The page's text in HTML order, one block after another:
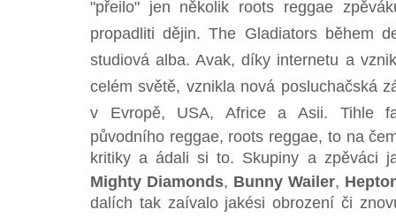
"přeilo" jen několik roots reggae
propadliti dějin. The Gladiators během
studiová alba. Avak, díky internetu a
celém světě, vznikla nová posluchačská
v Evropě, USA, Africe a Asii. Tihle
původního reggae, roots reggae, to na
kritiky a ádali si to. Skupiny a zpěváci
Mighty Diamonds, Bunny Wailer,
dalích tak zaívalo jakési obrození či